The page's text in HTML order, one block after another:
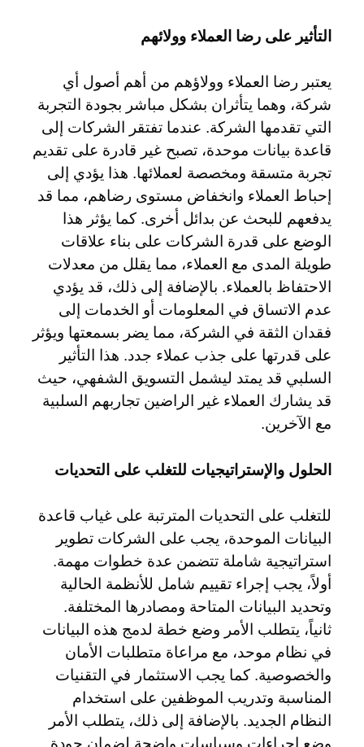
التأثير على رضا العملاء وولائهم
يعتبر رضا العملاء وولاؤهم من أهم أصول أي
شركة، وهما يتأثران بشكل مباشر بجودة التجربة
التي تقدمها الشركة. عندما تفتقر الشركات إلى
قاعدة بيانات موحدة، تصبح غير قادرة على تقديم
تجربة متسقة ومخصصة لعملائها. هذا يؤدي إلى
إحباط العملاء وانخفاض مستوى رضاهم، مما قد
يدفعهم للبحث عن بدائل أخرى. كما يؤثر هذا
الوضع على قدرة الشركات على بناء علاقات
طويلة المدى مع العملاء، مما يقلل من معدلات
الاحتفاظ بالعملاء. بالإضافة إلى ذلك، قد يؤدي
عدم الاتساق في المعلومات أو الخدمات إلى
فقدان الثقة في الشركة، مما يضر بسمعتها ويؤثر
على قدرتها على جذب عملاء جدد. هذا التأثير
السلبي قد يمتد ليشمل التسويق الشفهي، حيث
قد يشارك العملاء غير الراضين تجاربهم السلبية
مع الآخرين.
الحلول والإستراتيجيات للتغلب على التحديات
للتغلب على التحديات المترتبة على غياب قاعدة
البيانات الموحدة، يجب على الشركات تطوير
استراتيجية شاملة تتضمن عدة خطوات مهمة.
أولاً، يجب إجراء تقييم شامل للأنظمة الحالية
وتحديد البيانات المتاحة ومصادرها المختلفة.
ثانياً، يتطلب الأمر وضع خطة لدمج هذه البيانات
في نظام موحد، مع مراعاة متطلبات الأمان
والخصوصية. كما يجب الاستثمار في التقنيات
المناسبة وتدريب الموظفين على استخدام
النظام الجديد. بالإضافة إلى ذلك، يتطلب الأمر
وضع إجراءات وسياسات واضحة لضمان جودة